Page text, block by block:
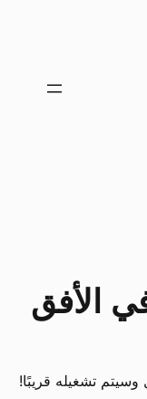
الأفق
تشغيله قريبًا!